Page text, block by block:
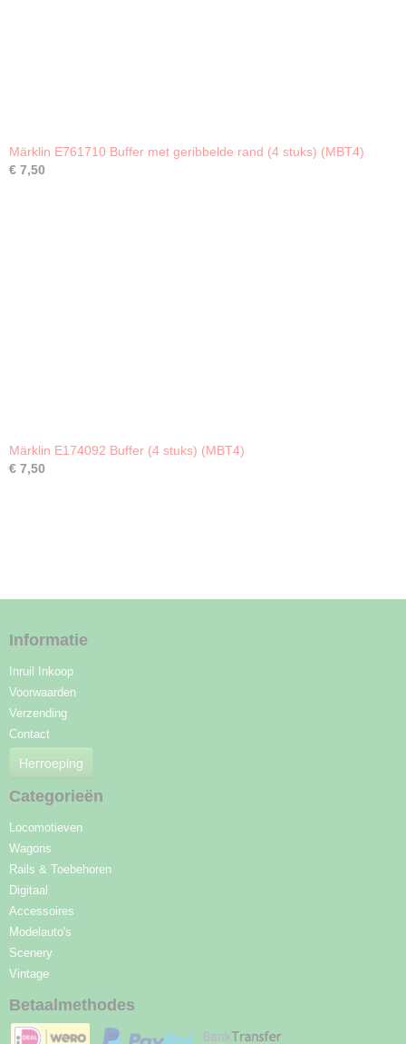
Märklin E761710 Buffer met geribbelde rand (4 stuks) (MBT4)
€ 7,50
Märklin E174092 Buffer (4 stuks) (MBT4)
€ 7,50
Informatie
Inruil Inkoop
Voorwaarden
Verzending
Contact
Herroeping
Categorieën
Locomotieven
Wagons
Rails & Toebehoren
Digitaal
Accessoires
Modelauto's
Scenery
Vintage
Betaalmethodes